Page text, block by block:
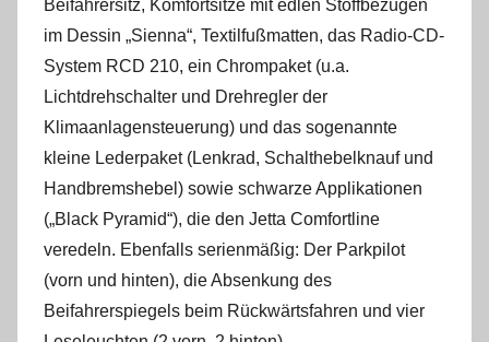
Beifahrersitz, Komfortsitze mit edlen Stoffbezügen
im Dessin „Sienna“, Textilfußmatten, das Radio-CD-
System RCD 210, ein Chrompaket (u.a.
Lichtdrehschalter und Drehregler der
Klimaanlagensteuerung) und das sogenannte
kleine Lederpaket (Lenkrad, Schalthebelknauf und
Handbremshebel) sowie schwarze Applikationen
(„Black Pyramid“), die den Jetta Comfortline
veredeln. Ebenfalls serienmäßig: Der Parkpilot
(vorn und hinten), die Absenkung des
Beifahrerspiegels beim Rückwärtsfahren und vier